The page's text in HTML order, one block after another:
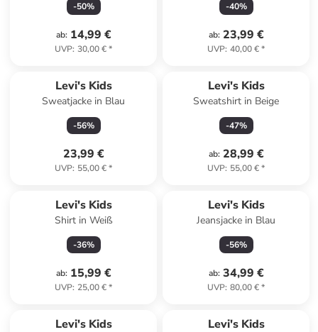
-50%
ab: 14,99 €
UVP: 30,00 €*
-40%
ab: 23,99 €
UVP: 40,00 €*
Levi's Kids
Sweatjacke in Blau
-56%
23,99 €
UVP: 55,00 €*
Levi's Kids
Sweatshirt in Beige
-47%
ab: 28,99 €
UVP: 55,00 €*
Levi's Kids
Shirt in Weiß
-36%
ab: 15,99 €
UVP: 25,00 €*
Levi's Kids
Jeansjacke in Blau
-56%
ab: 34,99 €
UVP: 80,00 €*
Levi's Kids Levi's Kids